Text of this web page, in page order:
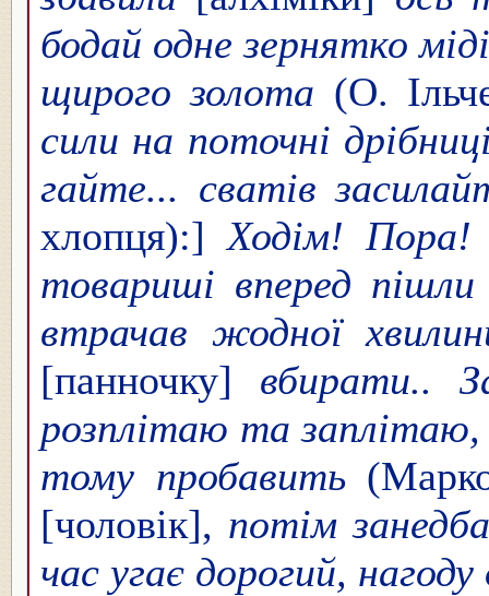
бодай одне зернятко
щирого золота (О.
сили на поточні
гайте... сватів
хлопця):] Ходім! Пора!
товариші вперед пішли
втрачав жодної
[панночку] вбирати..
розплітаю та
тому пробавить
[чоловік], потім
час угає дорогий,